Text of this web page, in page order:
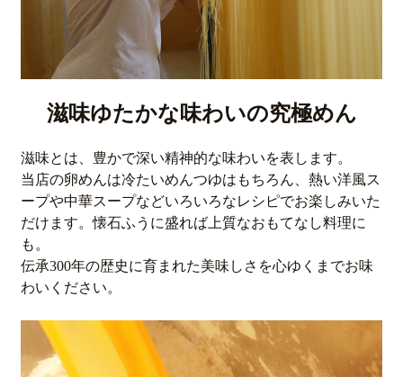
滋味ゆたかな味わいの究極めん
滋味とは、豊かで深い精神的な味わいを表します。
当店の卵めんは冷たいめんつゆはもちろん、熱い洋風ス
ープや中華スープなどいろいろなレシピでお楽しみいた
だけます。懐石ふうに盛れば上質なおもてなし料理に
も。
伝承300年の歴史に育まれた美味しさを心ゆくまでお味
わいください。